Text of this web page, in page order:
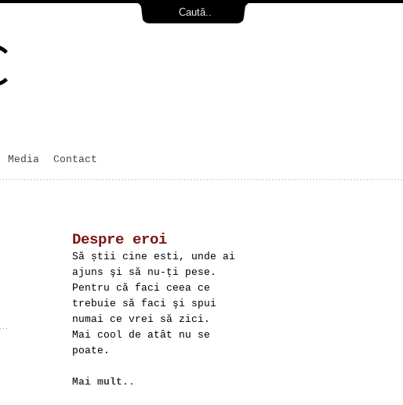
Media Contact
Despre eroi
Să știi cine esti, unde ai
ajuns şi să nu-ți pese.
Pentru că faci ceea ce
trebuie să faci şi spui
numai ce vrei să zici.
Mai cool de atât nu se
poate.
Mai mult. .